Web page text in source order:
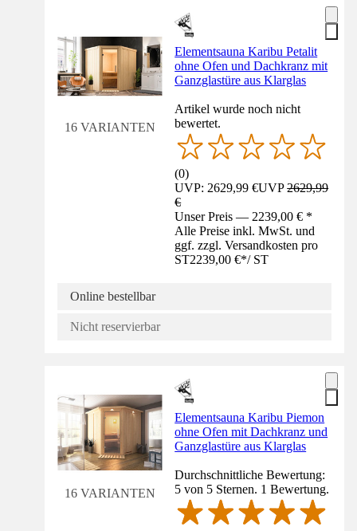
16 VARIANTEN
Elementsauna Karibu Petalit
ohne Ofen und Dachkranz mit
Ganzglastüre aus Klarglas
Artikel wurde noch nicht
bewertet.
(0)
UVP: 2629,99 €UVP2629,99
€
Unser Preis — 2239,00 € *
Alle Preise inkl. MwSt. und
ggf. zzgl. Versandkosten pro
ST2239,00 €*/ ST
Online bestellbar
Nicht reservierbar
16 VARIANTEN
Elementsauna Karibu Piemon
ohne Ofen mit Dachkranz und
Ganzglastüre aus Klarglas
Durchschnittliche Bewertung:
5 von 5 Sternen. 1 Bewertung.